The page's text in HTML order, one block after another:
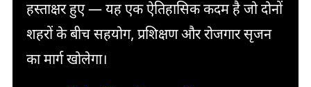
हस्ताक्षर हुए — यह एक ऐतिहासिक कदम है जो दोनों
शहरों के बीच सहयोग, प्रशिक्षण और रोजगार सृजन
का मार्ग खोलेगा।